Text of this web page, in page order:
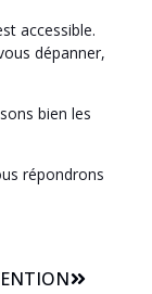
accessible.
dépanner,
bien les
répondrons